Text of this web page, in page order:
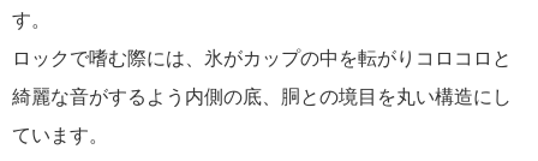
す。
ロックで嗜む際には、氷がカップの中を転がりコロコロと
綺麗な音がするよう内側の底、胴との境目を丸い構造にし
ています。